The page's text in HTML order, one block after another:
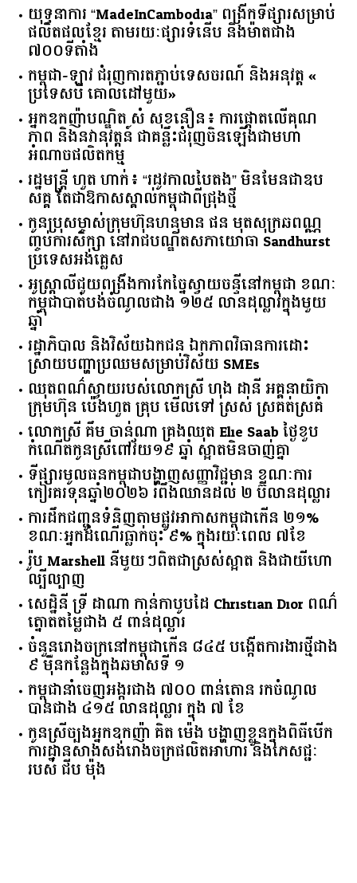
យុទ្ធនាការ “MadeInCambodia” ពង្រីកទីផ្សារសម្រាប់
ផលិតផលខ្មែរ តាមរយៈផ្សារទំនើប និងម៉ាតជាង
៧០០ទីតាំង
កម្ពុជា​-​ឡាវ ​ជំរុញ​ការ​តភ្ជាប់​ទេសចរណ៍​ ​និង​អនុវត្ត​ ​«​
ប្រទេស​បី ​គោលដៅ​មួយ​»
អ្នកឧកញ៉ាបណ្ឌិត សំ សុខនឿន៖ ការផ្តោតលើគុណ
ភាព និងនវានុវត្តន៍ ជាគន្លឹះជំរុញចិនឡើងជាមហា
អំណាចផលិតកម្ម
រដ្ឋមន្ត្រី ហួត ហាក់៖ “រដូវកាលបៃតង” មិនមែនជាឧប
សគ្គ តែជាឱកាសស្គាល់កម្ពុជាពីជ្រុងថ្មី
កូនប្រុសម្ចាស់ក្រុមហ៊ុនហនុមាន ផន មុតសុក្រឆពណ្ណ
ញ្ចប់ការសិក្សា នៅរាជបណ្ឌិតសភាយោធា Sandhurst
ប្រទេសអង់គ្លេស
អូស្ត្រាលី​ជួយ​ពង្រឹង​ការ​កែច្នៃ​ស្វាយចន្ទី​នៅ​កម្ពុជា​ ​ខណៈ​
កម្ពុជា​បាត់បង់​ចំណូល​ជាង​ ​១២៥​ ​លាន​ដុល្លារ​ក្នុង​មួយ​
ឆ្នាំ​
រដ្ឋាភិបាល​ ​និង​វិស័យ​ឯកជន ​ឯកភាព​វិធានការ​ដោះ
ស្រាយ​បញ្ហា​ប្រឈម​​សម្រាប់​វិស័យ​ ​SMEs​
ឈុតពណ៌ស្វាយរបស់លោកស្រី ហុង ដានី អគ្គ​នាយិកា​
ក្រុមហ៊ុន ប៉េងហួត គ្រុប មើលទៅ ស្រស់ ស្រគត់ស្រគំ
លោកស្រី គឹម ចាន់ណា គ្រងឈុត Elie Saab ថ្ងៃខួប
កំណើតកូនស្រីពៅវ័យ១៩ ឆ្នាំ ស្អាតមិនចាញ់គ្នា
ទីផ្សារ​មូលធន​កម្ពុជា​បង្ហាញ​សញ្ញា​វិជ្ជមាន​ ​ខណៈ​ការ​
កៀរគរ​ទុន​ឆ្នាំ​២០២៦​ ​រំពឹង​ឈានដល់​ ​២​ ​ប៊ីលាន​ដុល្លារ​
ការដឹកជញ្ជូនទំនិញតាមផ្លូវអាកាសកម្ពុជាកើន ២១%
ខណៈអ្នកដំណើរធ្លាក់ចុះ ៩% ក្នុងរយៈពេល ៧ខែ
រ៉ូប Marshell នីមួយៗពិតជាស្រស់ស្អាត និងជាយីហោ
ល្បីល្បាញ
សេដ្ឋិនី ទ្រី ដាណា កាន់កាបូបដៃ Christian Dior ពណ៌
ត្នោតតម្លៃជាង ៥ ពាន់ដុល្លារ
ចំនួន​រោងចក្រ​នៅ​កម្ពុជា​កើន​ ​៨៤៥​ ​បង្កើត​ការងារ​ថ្មី​ជាង​
​៩​ ​ម៉ឺន​កន្លែង​ក្នុង​ឆមាស​ទី ​១​
កម្ពុជានាំចេញអង្ករជាង ៧០០ ពាន់តោន រកចំណូល
បានជាង ៤១៥ លានដុល្លារ ក្នុង ៧ ខែ
កូនស្រីច្បងអ្នកឧកញ៉ា គិត ម៉េង បង្ហាញខ្លួនក្នុងពិធីបើក
ការដ្ឋានសាងសង់រោងចក្រផលិតអាហារ និងភេសជ្ជៈ
របស់ ជីប ម៉ុង